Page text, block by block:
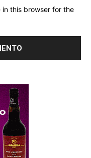
in this browser for the